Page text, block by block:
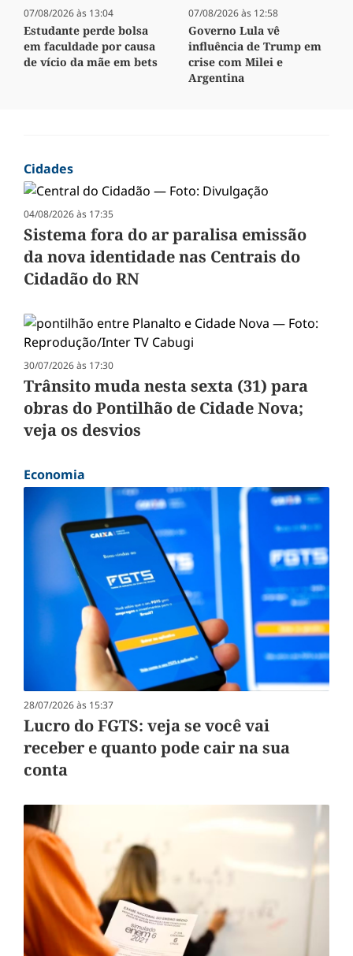
07/08/2026 às 13:04
Estudante perde bolsa
em faculdade por causa
de vício da mãe em bets
07/08/2026 às 12:58
Governo Lula vê
influência de Trump em
crise com Milei e
Argentina
Cidades
04/08/2026 às 17:35
Sistema fora do ar paralisa emissão
da nova identidade nas Centrais do
Cidadão do RN
30/07/2026 às 17:30
Trânsito muda nesta sexta (31) para
obras do Pontilhão de Cidade Nova;
veja os desvios
Economia
28/07/2026 às 15:37
Lucro do FGTS: veja se você vai
receber e quanto pode cair na sua
conta